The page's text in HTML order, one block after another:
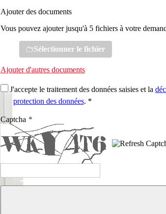
Ajouter des documents
Vous pouvez ajouter jusqu'à 5 fichiers à votre
Sélectionner le fichier
Ajouter d'autres documents
J'accepte le traitement des données saisies et la
protection des données. *
Captcha